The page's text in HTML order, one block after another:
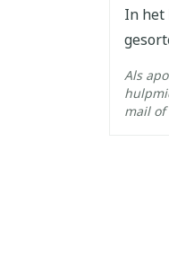
In het
Als
mail of